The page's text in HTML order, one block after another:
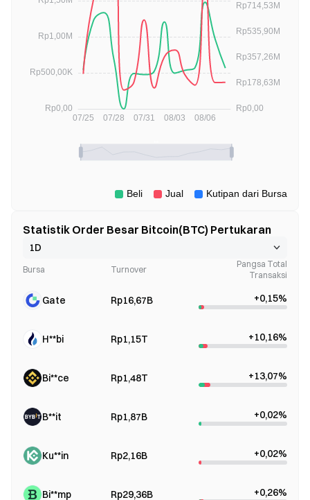
Statistik Order Besar Bitcoin(BTC) Pertukaran
Bursa Turnover
Pangsa Total
Transaksi
Gate Rp16,67B +0,15%
H**bi Rp1,15T +10,16%
Bi**ce Rp1,48T +13,07%
B**it Rp1,87B +0,02%
Ku**in Rp2,16B +0,02%
Bi**mp Rp29,36B +0,26%